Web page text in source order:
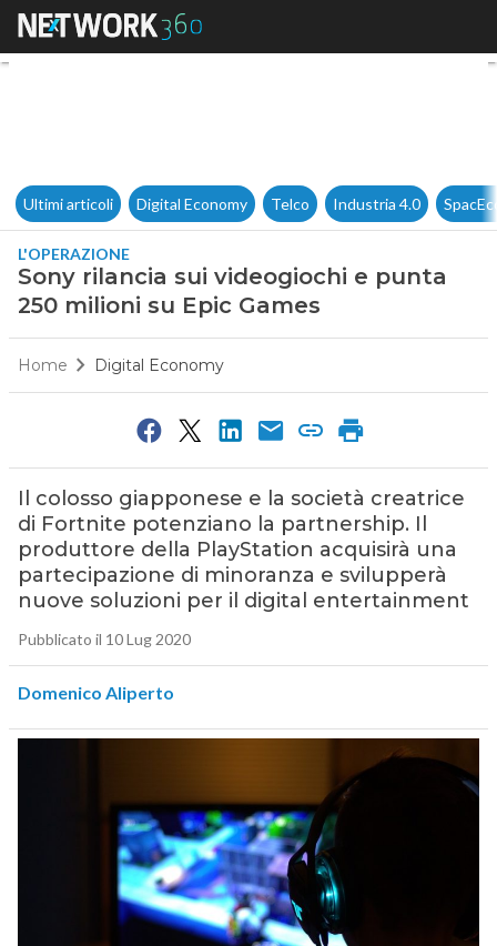
Sony rilancia sui videogiochi
Ultimi articoli Digital Economy Telco Industria 4.0
L'OPERAZIONE
Sony rilancia sui videogiochi e punta
250 milioni su Epic Games
Home Digital Economy
Il colosso giapponese e la società creatrice
di Fortnite potenziano la partnership. Il
produttore della PlayStation acquisirà una
partecipazione di minoranza e svilupperà
nuove soluzioni per il digital entertainment
Pubblicato il 10 Lug 2020
Domenico Aliperto